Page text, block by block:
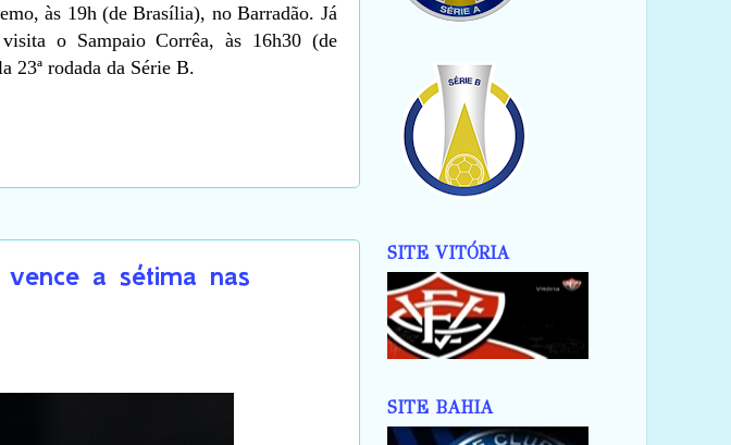
às 19h (de Brasília), no Barradão. Já
o Sampaio Corrêa, às 16h30 (de
23ª rodada da Série B.
a sétima nas
SITE VITÓRIA
SITE BAHIA